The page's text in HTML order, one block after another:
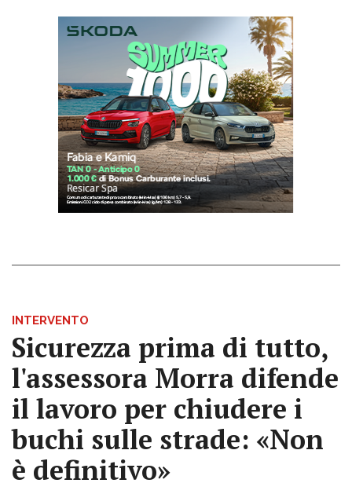
INTERVENTO
Sicurezza prima di tutto,
l'assessora Morra difende
il lavoro per chiudere i
buchi sulle strade: «Non
è definitivo»